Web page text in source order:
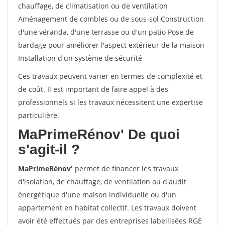
chauffage, de climatisation ou de ventilation
Aménagement de combles ou de sous-sol Construction
d'une véranda, d'une terrasse ou d'un patio Pose de
bardage pour améliorer l'aspect extérieur de la maison
Installation d'un système de sécurité
Ces travaux peuvent varier en termes de complexité et
de coût. Il est important de faire appel à des
professionnels si les travaux nécessitent une expertise
particulière.
MaPrimeRénov' De quoi
s'agit-il ?
MaPrimeRénov' permet de financer les travaux
d'isolation, de chauffage, de ventilation ou d'audit
énergétique d'une maison individuelle ou d'un
appartement en habitat collectif. Les travaux doivent
avoir été effectués par des entreprises labellisées RGE